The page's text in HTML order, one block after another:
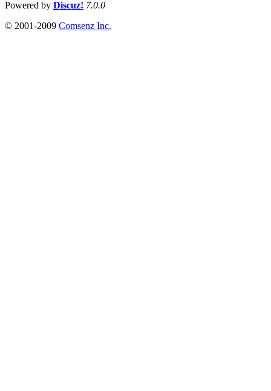
Powered by Discuz! 7.0.0
© 2001-2009 Comsenz Inc.